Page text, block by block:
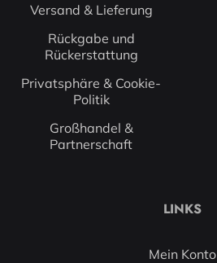
Versand & Lieferung
Rückgabe und
Rückerstattung
Privatsphäre & Cookie-
Politik
Großhandel &
Partnerschaft
LINKS
Mein Konto